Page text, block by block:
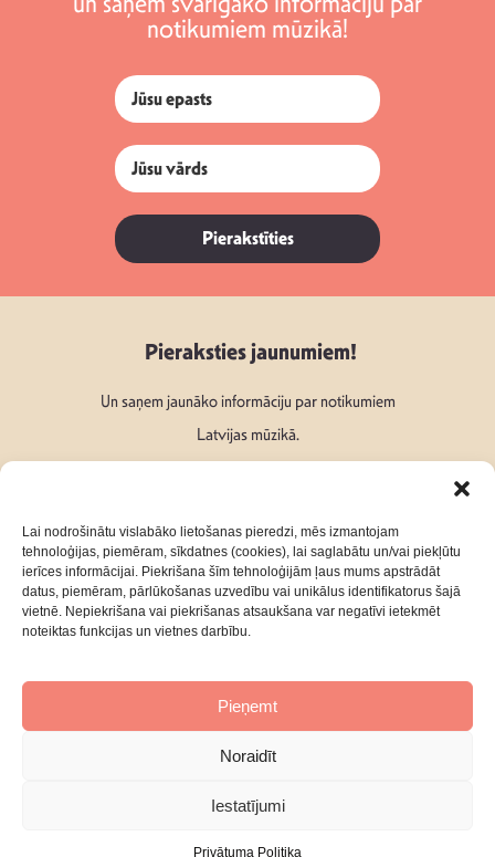
Lai nodrošinātu vislabāko lietošanas pieredzi, mēs izmantojam
tehnoloģijas, piemēram, sīkdatnes (cookies), lai saglabātu un/vai piekļūtu
ierīces informācijai. Piekrišana šīm tehnoloģijām ļaus mums apstrādāt
datus, piemēram, pārlūkošanas uzvedību vai unikālus identifikatorus šajā
vietnē. Nepiekrišana vai piekrišanas atsaukšana var negatīvi ietekmēt
noteiktas funkcijas un vietnes darbību.
Pieņemt
Noraidīt
Iestatījumi
Privātuma Politika
notikumiem mūzikā!
Pierakstīties
Pieraksties jaunumiem!
Un saņem jaunāko informāciju par notikumiem
Latvijas mūzikā.
Seko mums:
Par mumsKontakti